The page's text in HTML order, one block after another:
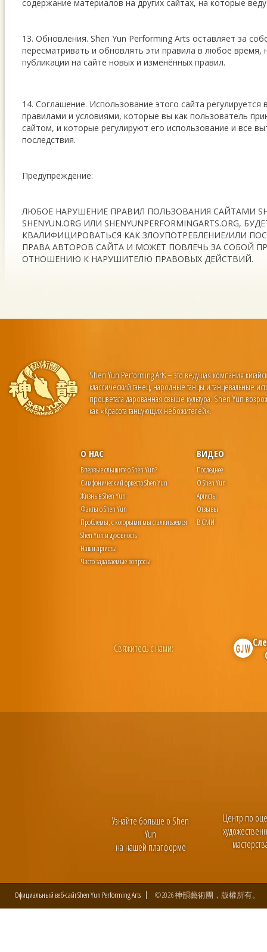
содержание материалов на других сайтах, на которые
13. Обновления. Shen Yun Performing Arts оставляет за
пересматривать и обновлять эти правила в любое время,
публикации на сайте новых и изменённых правил.
14. Соглашение. Использование этого сайта
правилами и условиями, которые вы как пользователь
сайтом, и которые регулируют его использование и все
последствия.
Предупреждение:
ЛЮБОЕ НАРУШЕНИЕ ПРАВИЛ ПОЛЬЗОВАНИЯ САЙТАМИ
SHENYUN.ORG ИЛИ SHENYUNPERFORMINGARTS.ORG,
КВАЛИФИЦИРОВАТЬСЯ КАК ЗЛОУПОТРЕБЛЕНИЕ/ИЛИ
ПРАВА АВТОРОВ САЙТА И МОЖЕТ ПОВЛЕЧЬ ЗА СОБОЙ
ОТНОШЕНИЮ К НАРУШИТЕЛЮ ПРАВОВЫХ ДЕЙСТВИЙ.
Shen Yun Performing Arts – это ведущая компания
классический танец, народные танцы и танцевальные
процветала дарованная свыше культура. Shen Yun
как «Красота танцующих небожителей».
О НАС
Впервые слышите о Shen Yun?
Симфонический оркестр Shen Yun
Жизнь в Shen Yun
Факты о Shen Yun
Проблемы, с которыми мы сталкиваемся
Shen Yun и духовность
Наши артисты
Часто задаваемые вопросы
ВИДЕО
Последнее
О Shen Yun
Артисты
Отзывы
В СМИ
Свяжитесь с нами:
Узнайте больше о Shen
Yun
на нашей платформе
Центр по
Официальный веб-сайт Shen Yun Performing Arts ©2026 神韻藝術團，版權所有。